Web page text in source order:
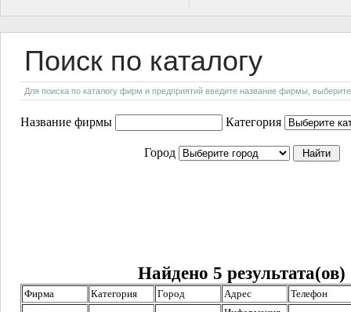
Поиск по каталогу
Для поиска по каталогу фирм и предприятий введите название фирмы, выберите
Название фирмы Категория
Город
Найдено 5 результата(ов)
Фирма Категория Город Адрес Телефон